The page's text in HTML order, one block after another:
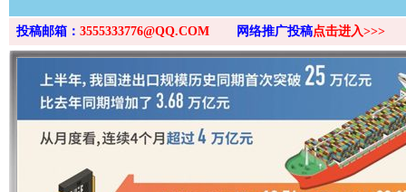
投稿邮箱： 3555333776@QQ.COM 网络推广投稿点击进入>>>